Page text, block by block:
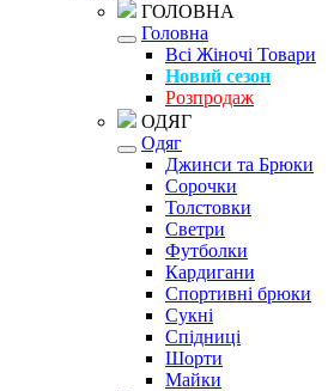
ГОЛОВНА
Головна
Всі Жіночі Товари
Новий сезон
Розпродаж
ОДЯГ
Одяг
Джинси та Брюки
Сорочки
Толстовки
Светри
Футболки
Кардигани
Спортивні брюки
Сукні
Спідниці
Шорти
Майки